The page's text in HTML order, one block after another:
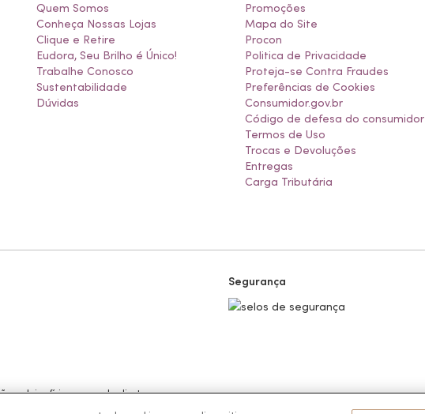
Quem Somos
Conheça Nossas Lojas
Clique e Retire
Eudora, Seu Brilho é Único!
Trabalhe Conosco
Sustentabilidade
Dúvidas
Promoções
Mapa do Site
Procon
Politica de Privacidade
Proteja-se Contra Fraudes
Preferências de Cookies
Consumidor.gov.br
Código de defesa do consumidor
Termos de Uso
Trocas e Devoluções
Entregas
Carga Tributária
Segurança
as lojas físicas e venda direta.